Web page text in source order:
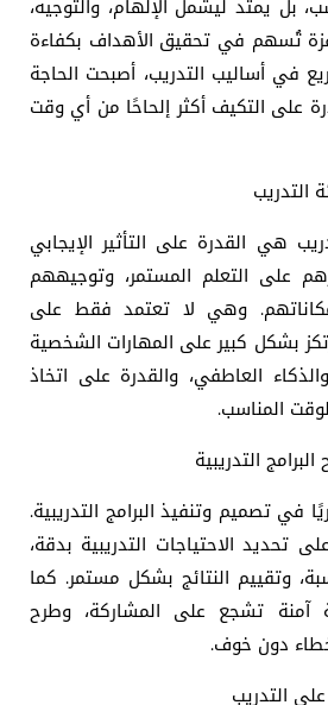
بل يمتد ليشمل الإلهام، والتوجيه،
تُسهم في تحقيق الأهداف بكفاءة
في أساليب التدريب، أصبحت الحاجة
على التكيف أكثر إلحاحًا من أي وقت
التدريب
هي القدرة على التأثير الإيجابي
على التعلم المستمر، وتوجيههم
وهي لا تعتمد فقط على
بشكل كبير على المهارات الشخصية
العاطفي، والقدرة على اتخاذ
المناسب.
التدريبية
في تصميم وتنفيذ البرامج التدريبية.
تحديد الاحتياجات التدريبية بدقة،
وتقييم النتائج بشكل مستمر. كما
تشجع على المشاركة، وطرح
دون خوف.
التدريب